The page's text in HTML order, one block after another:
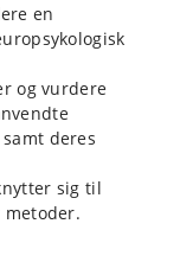
en
og vurdere
deres
sig til
metoder.